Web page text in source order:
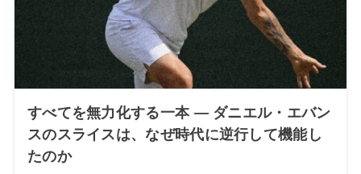
すべてを無力化する一本 — ダニエル・エバン
スのスライスは、なぜ時代に逆行して機能し
たのか